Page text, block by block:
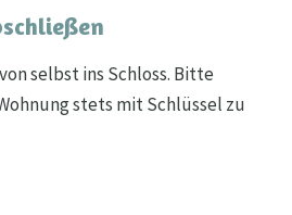
selbst ins Schloss. Bitte
stets mit Schlüssel zu